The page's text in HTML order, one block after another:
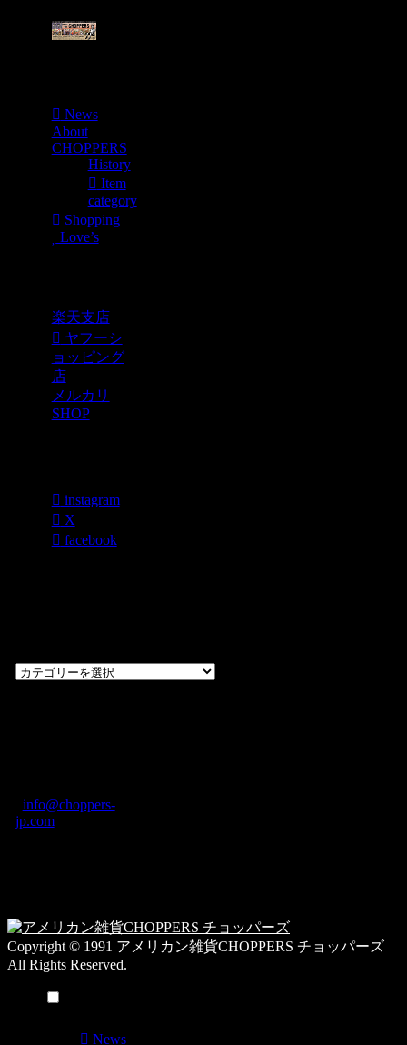
News
About
CHOPPERS
History
Item
category
Shopping
Love’s
楽天支店
ヤフーシ
ョッピング
店
メルカリ
SHOP
instagram
X
facebook
過
テ
ゴ
info@choppers-
jp.com
Copyright © 1991 アメリカン雑貨CHOPPERS チョッパーズ
All Rights Reserved.
News